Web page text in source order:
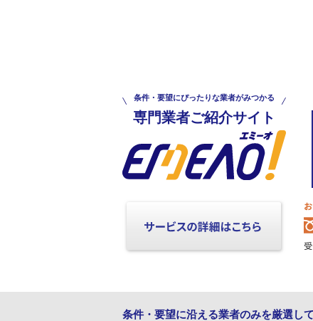
条件・要望にぴったりな業者がみつかる
専門業者ご紹介サイト
条件・要望に沿える業者のみを厳選し